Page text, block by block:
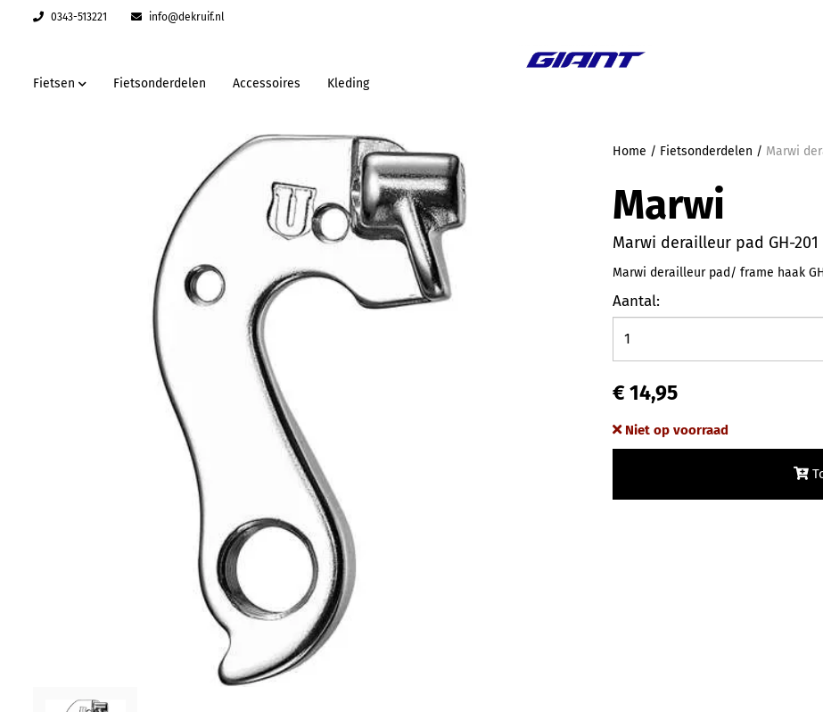
0343-513221 info@dekruif.nl
Fietsen Fietsonderdelen Accessoires Kleding
Home / Fietsonderdelen / Marwi
Marwi
Marwi derailleur pad GH-201
Marwi derailleur pad/ frame haak
Aantal:
€ 14,95
Niet op voorraad